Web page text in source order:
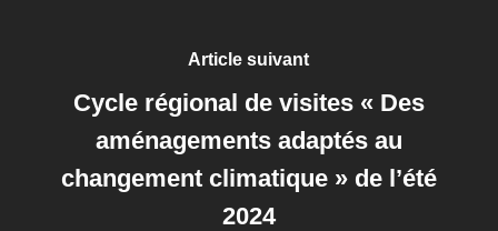
Article suivant
Cycle régional de visites « Des
aménagements adaptés au
changement climatique » de l’été
2024